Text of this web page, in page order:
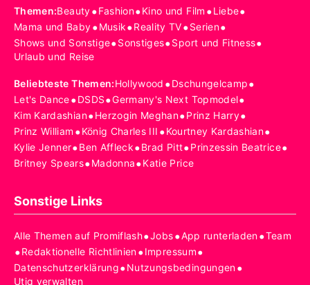
Themen:Beauty•Fashion•Kino und Film •Liebe•
Mama und Baby•Musik•Reality TV•Serien•
Shows und Sonstige•Sonstiges•Sport und Fitness•
Urlaub und Reise
Beliebteste Themen:Hollywood •Dschungelcamp•
Let's Dance•DSDS•Germany's Next Topmodel•
Kim Kardashian•Herzogin Meghan•Prinz Harry•
Prinz William •König Charles III •Kourtney Kardashian•
Kylie Jenner•Ben Affleck•Brad Pitt•Prinzessin Beatrice•
Britney Spears•Madonna•Katie Price
Sonstige Links
Alle Themen auf Promiflash•Jobs•App runterladen•Team
•Redaktionelle Richtlinien•Impressum•
Datenschutzerklärung•Nutzungsbedingungen•
Utiq verwalten